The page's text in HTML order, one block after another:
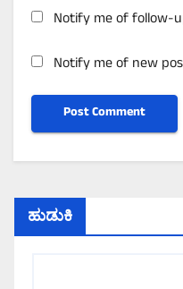
Notify me of follow-
Notify me of new
ಹುಡುಕಿ